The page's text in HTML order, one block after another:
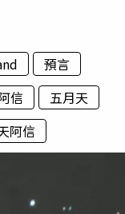
預言
信
五月天
阿信